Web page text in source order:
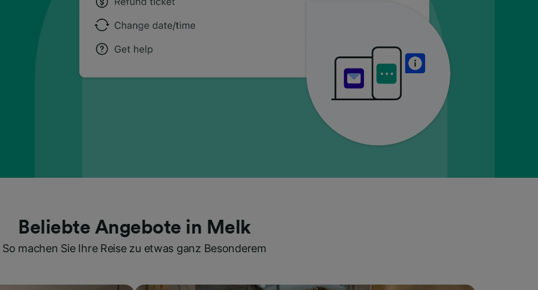
Beliebte Angebote in Melk
So machen Sie Ihre Reise zu etwas ganz Besonderem